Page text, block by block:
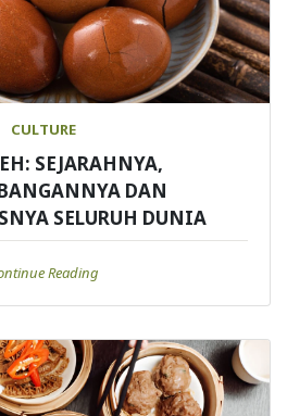
CULTURE
SEJARAHNYA,
DAN
SELURUH DUNIA
Reading